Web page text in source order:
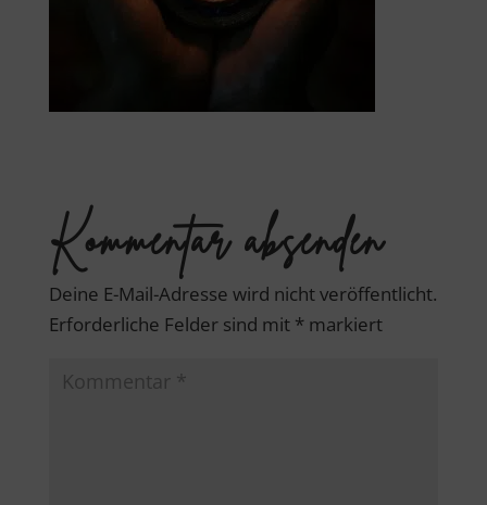
Kommentar absenden
Deine E-Mail-Adresse wird nicht veröffentlicht.
Erforderliche Felder sind mit *markiert